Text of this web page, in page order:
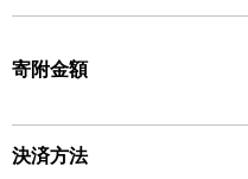
寄附金額
決済方法